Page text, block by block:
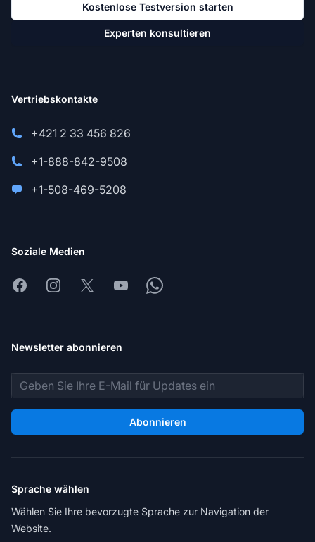
Kostenlose Testversion starten
Experten konsultieren
Vertriebskontakte
+421 2 33 456 826
+1-888-842-9508
+1-508-469-5208
Soziale Medien
FacebookInstagram
X YoutubeWhatsapp
Newsletter abonnieren
E-Mail-Adresse
Abonnieren
Sprache wählen
Wählen Sie Ihre bevorzugte Sprache zur Navigation der
Website.